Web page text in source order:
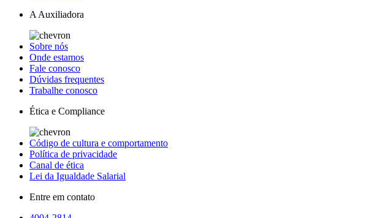
A Auxiliadora
Sobre nós
Onde estamos
Fale conosco
Dúvidas frequentes
Trabalhe conosco
Ética e Compliance
Código de cultura e comportamento
Política de privacidade
Canal de ética
Lei da Igualdade Salarial
Entre em contato